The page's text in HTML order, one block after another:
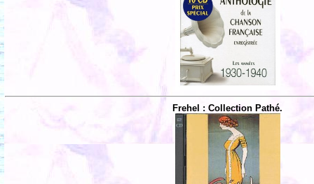
Frehel : Collection Pathé.